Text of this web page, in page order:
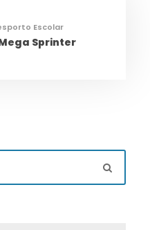
Escolar
Mega Sprinter